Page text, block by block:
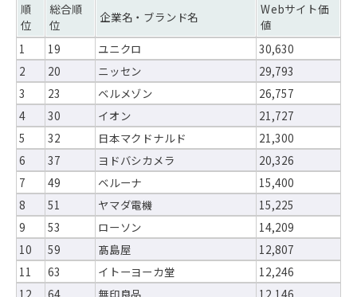
順
位
総合順
位
企業名・ブランド名
Webサイト価
値
1
19 ユニクロ
30,630
2
20 ニッセン
29,793
3
23 ベルメゾン
26,757
4
30 イオン
21,727
5
32 日本マクドナルド
21,300
6
37 ヨドバシカメラ
20,326
7
49 ベルーナ
15,400
8
51 ヤマダ電機
15,225
9
53 ローソン
14,209
10
59 髙島屋
12,807
11
63 イトーヨーカ堂
12,246